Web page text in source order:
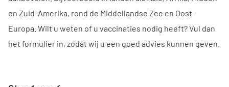
en Zuid-Amerika, rond de Middellandse Zee en Oost-
Europa. Wilt u weten of u vaccinaties nodig heeft? Vul dan
het formulier in, zodat wij u een goed advies kunnen geven.